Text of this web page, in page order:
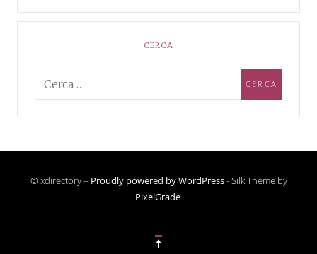
Gossip e TV
Intrattenimento
Notizie
Prodotti e Servizi
Salute
Sport
Viaggi
Web e Social
CERCA
© xdirectory – Proudly powered by WordPress-Silk Theme by
PixelGrade.